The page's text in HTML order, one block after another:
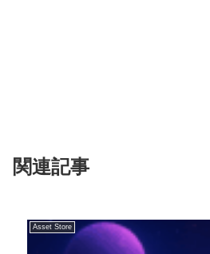
関連記事
Asset Store